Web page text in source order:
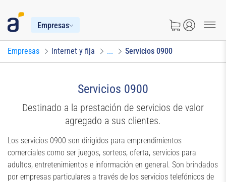
Empresas
Empresas Internet y fija ... Servicios 0900
Servicios 0900
Destinado a la prestación de servicios de valor
agregado a sus clientes.
Los servicios 0900 son dirigidos para emprendimientos
comerciales como ser juegos, sorteos, oferta, servicios para
adultos, entretenimientos e información en general. Son brindados
por empresas particulares a través de los servicios telefónicos de